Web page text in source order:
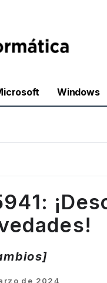
Windows
de 2024